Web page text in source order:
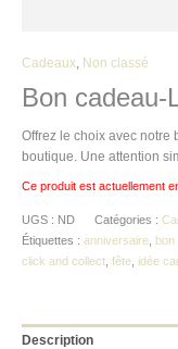
Cadeaux, Non classé
Bon cadeau-
Offrez le choix avec notre
boutique. Une attention
Ce produit est actuellement
UGS : ND Catégories :
Étiquettes : anniversaire
click and collect fête idée
Description